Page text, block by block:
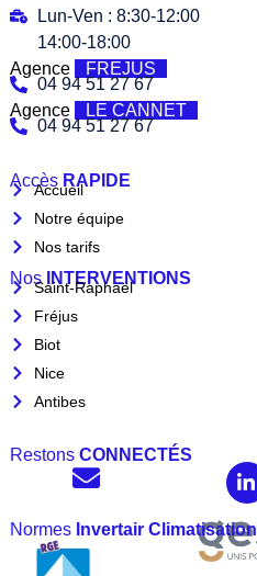
Lun-Ven : 8:30-12:00
14:00-18:00
Agence
FREJUS
04 94 51 27 67
Agence
LE CANNET
04 94 51 27 67
Accès RAPIDE
Accueil
Notre équipe
Nos tarifs
Nos INTERVENTIONS
Saint-Raphaël
Fréjus
Biot
Nice
Antibes
Restons CONNECTÉS
Normes Invertair Climatisation